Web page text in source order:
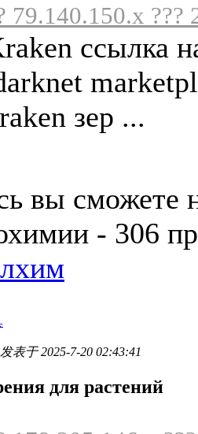
79.140.150.x ???
ссылка
зер ...
вы сможете
- 306
发表于 2025-7-20 02:43:41
для растений